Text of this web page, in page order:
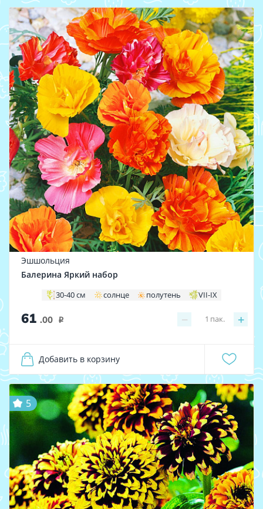
Эшшольция
Балерина Яркий набор
30-40 см солнце полутень VII-IX
61 .00 i − +
1 пак.
Добавить в корзину
5